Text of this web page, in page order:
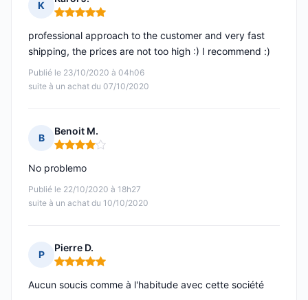
K
Note : 5 sur 5
Publié le 23/10/2020 à 04h06
suite à un achat du 07/10/2020
professional approach to the customer and very fast
shipping, the prices are not too high :) I recommend :)
B
Benoit M.
Note : 4 sur 5
Publié le 22/10/2020 à 18h27
suite à un achat du 10/10/2020
No problemo
P
Pierre D.
Note : 5 sur 5
Aucun soucis comme à l'habitude avec cette société